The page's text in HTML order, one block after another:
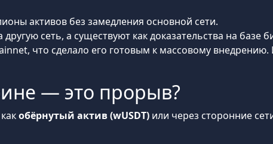
активов без замедления основной сети.
сеть, а существуют как доказательства на базе
что сделало его готовым к массовому
— это прорыв?
обёрнутый актив (wUSDT) или через сторонние